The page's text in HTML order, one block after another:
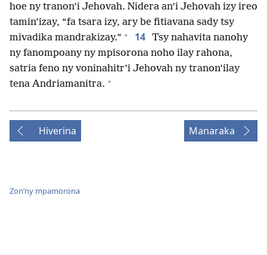
hoe ny tranon’i Jehovah. Nidera an’i Jehovah izy ireo
tamin’izay, “fa tsara izy, ary be fitiavana sady tsy
mivadika mandrakizay.” + 14 Tsy nahavita nanohy
ny fanompoany ny mpisorona noho ilay rahona,
satria feno ny voninahitr’i Jehovah ny tranon’ilay
tena Andriamanitra. +
Hiverina Manaraka
Zon’ny mpamorona